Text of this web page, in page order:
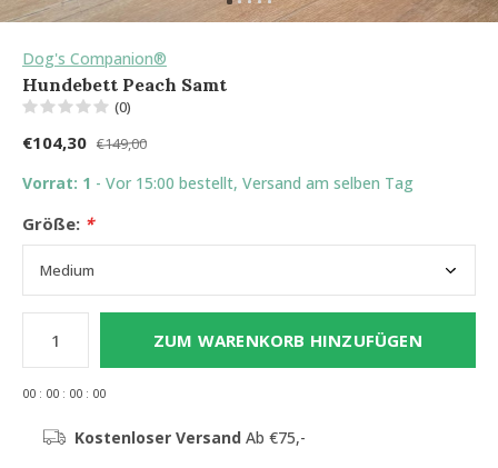
Dog's Companion®
Hundebett Peach Samt
(0)
€104,30 €149,00
Vorrat: 1 - Vor 15:00 bestellt, Versand am selben Tag
Größe: *
ZUM WARENKORB HINZUFÜGEN
00 : 00 : 00 : 00
Kostenloser Versand Ab €75,-